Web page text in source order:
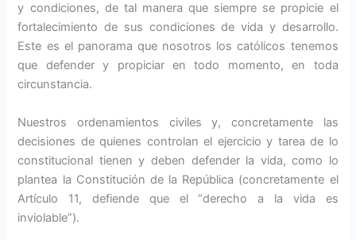
y condiciones, de tal manera que siempre se propicie el
fortalecimiento de sus condiciones de vida y desarrollo.
Este es el panorama que nosotros los católicos tenemos
que defender y propiciar en todo momento, en toda
circunstancia.
Nuestros ordenamientos civiles y, concretamente las
decisiones de quienes controlan el ejercicio y tarea de lo
constitucional tienen y deben defender la vida, como lo
plantea la Constitución de la República (concretamente el
Artículo 11, defiende que el “derecho a la vida es
inviolable”).